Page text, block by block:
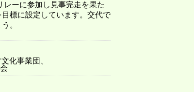
ーに参加し見事完走を果た
標に設定しています。交代で
。
化事業団、